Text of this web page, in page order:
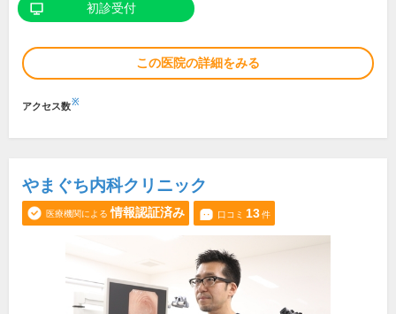
初診受付
この医院の詳細をみる
アクセス数※
やまぐち内科クリニック
医療機関による 情報認証済み 口コミ 13件